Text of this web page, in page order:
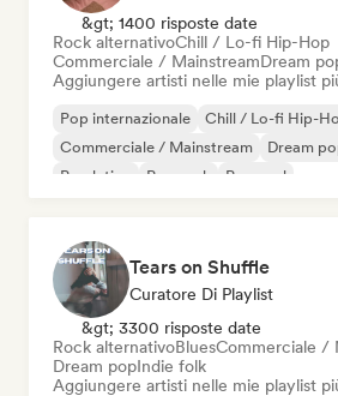
&gt; 1400 risposte date
Rock alternativoChill / Lo-fi Hip-Hop
Commerciale / MainstreamDream
Aggiungere artisti nelle mie playlist
Pop internazionale
Chill / Lo-fi Hip-
Commerciale / Mainstream
Dream
Pop latino
Pop rock Pop soul
Tears on Shuffle
Curatore Di Playlist
&gt; 3300 risposte date
Rock alternativoBluesCommerciale /
Dream popIndie folk
Aggiungere artisti nelle mie playlist